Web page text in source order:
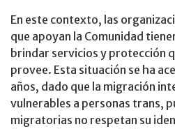
En este contexto, las
que apoyan la Comunidad
brindar servicios y protección
provee. Esta situación se ha
años, dado que la migración
vulnerables a personas trans,
migratorias no respetan su